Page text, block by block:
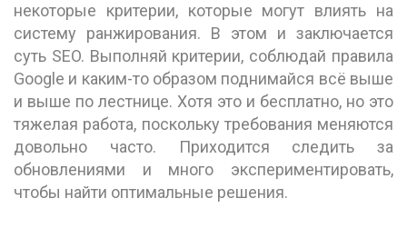
некоторые критерии, которые могут влиять на
систему ранжирования. В этом и заключается
суть SEO. Выполняй критерии, соблюдай правила
Google и каким-то образом поднимайся всё выше
и выше по лестнице. Хотя это и бесплатно, но это
тяжелая работа, поскольку требования меняются
довольно часто. Приходится следить за
обновлениями и много экспериментировать,
чтобы найти оптимальные решения.